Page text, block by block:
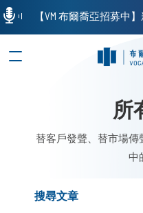
所
替客戶發聲、替市場
中
搜尋文章